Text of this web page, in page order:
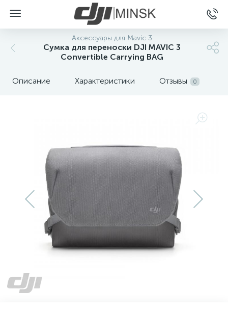
Аксессуары для Mavic 3
Сумка для переноски DJI MAVIC 3
Convertible Carrying BAG
Описание Характеристики Отзывы 0